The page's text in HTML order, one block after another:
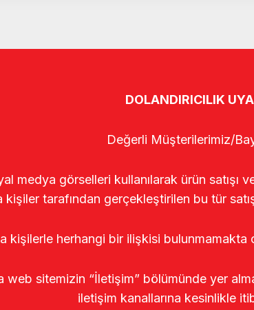
DOLANDIRICILIK
Değerli Müşterilerimiz/
medya görselleri kullanılarak ürün satışı
tarafından gerçekleştirilen bu tür satış
kişilerle herhangi bir ilişkisi
sitemizin “İletişim” bölümünde yer
iletişim kanallarına kesinlikle